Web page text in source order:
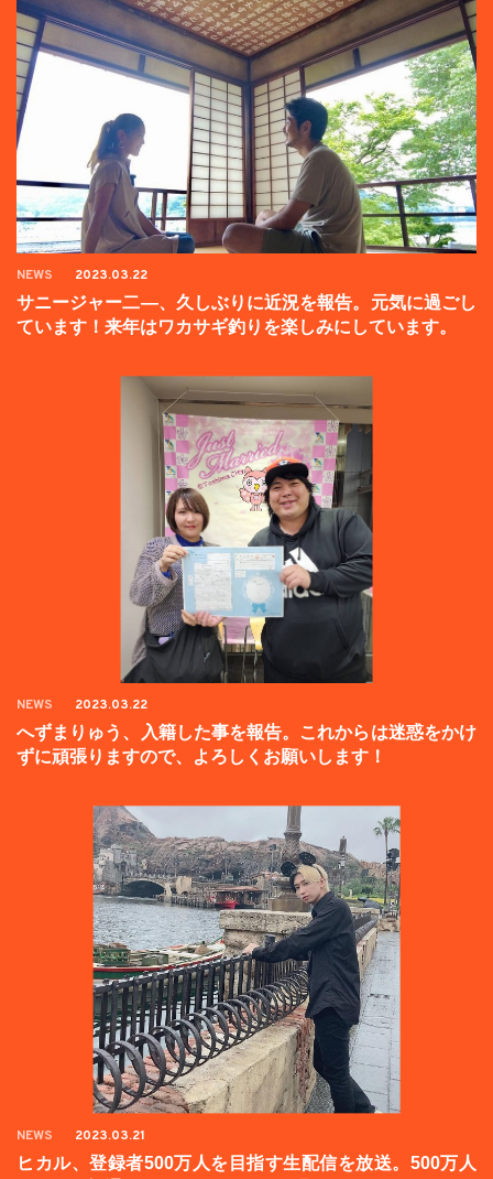
NEWS 2023.03.22
サニージャー二―、久しぶりに近況を報告。元気に過ごし
ています！来年はワカサギ釣りを楽しみにしています。
NEWS 2023.03.22
へずまりゅう、入籍した事を報告。これからは迷惑をかけ
ずに頑張りますので、よろしくお願いします！
NEWS 2023.03.21
ヒカル、登録者500万人を目指す生配信を放送。500万人